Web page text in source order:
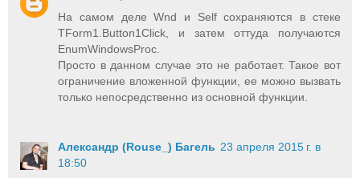
На самом деле Wnd и Self сохраняются в стеке
TForm1.Button1Click, и затем оттуда получаются
EnumWindowsProc.
Просто в данном случае это не работает. Такое вот
ограничение вложенной функции, ее можно вызвать
только непосредственно из основной функции.
Александр (Rouse_) Багель 23 апреля 2015 г. в
18:50